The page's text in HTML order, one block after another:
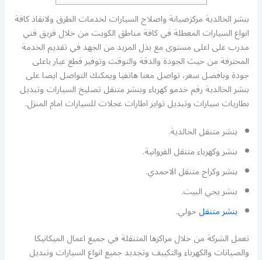
بنشر الخالدية مركزصيانة واصلاح السيارات لخدمات الطرق ولانقاذ كافة
انواع السيارات المعطلة في كافة مناطق الكويت من خلال فريق فني
مدرب على اعلى مستوى مع بذل المزيد من الجهد في تقديم الخدمة
المحترفة من حيث الجودة والدقة والتوقت وتوفير قطع غيار باعلى
جودة وبافضل سعر، تواصل معنا هاتفيا ويمكنك التواصل ايضا على
بنشر الخالدية رقم خدمو كهرباء وبنشر متنقل تصليخ السيارات وتبديل
بطاريات سيارات وتبديل تواير اطارات عجلات للسيارات امام المنزل.
بنشر متنقل الخالدية.
بنشر وكهرباء متنقل الفروانية.
بنشر وكراج متنقل الاحمدي.
بنشر يجي البيت.
بنشر متنقلحولي.
تعمل الشركة من خلال مراكزها المتنقلة في جميع اعمال الميكانيكا
والصيانات والكهرباء والتكييف وتجديد جميع انواع السيارات وتبديل